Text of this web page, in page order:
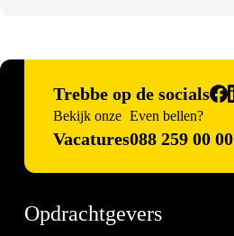
Trebbe op de socials
Bekijk onze
Vacatures
Even bellen?
088 259 00 00
Opdrachtgevers